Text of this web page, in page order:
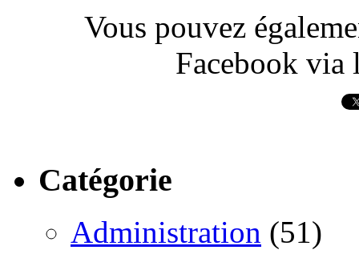
Vous pouvez
Facebook via
Catégorie
Administration (51)